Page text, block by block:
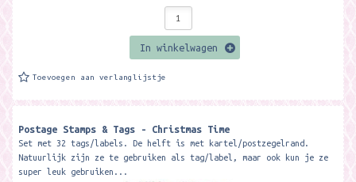
In winkelwagen
Toevoegen aan verlanglijstje
Postage Stamps & Tags - Christmas Time
Set met 32 tags/labels. De helft is met kartel/postzegelrand.
Natuurlijk zijn ze te gebruiken als tag/label, maar ook kun je ze
super leuk gebruiken...